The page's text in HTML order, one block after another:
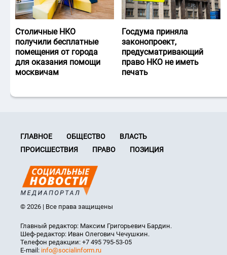
Столичные НКО
получили бесплатные
помещения от города
для оказания помощи
москвичам
Госдума приняла
законопроект,
предусматривающий
право НКО не иметь
печать
ГЛАВНОЕ ОБЩЕСТВО
ВЛАСТЬ
ПРОИСШЕСТВИЯ
ПРАВО ПОЗИЦИЯ
© 2026 | Все права защищены
Главный редактор: Максим Григорьевич Бардин.
Шеф-редактор: Иван Олегович Чечушкин.
Телефон редакции: +7 495 795-53-05
E-mail: info@socialinform.ru